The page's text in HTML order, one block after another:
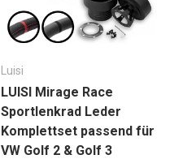
Luisi
LUISI Mirage Race
Sportlenkrad Leder
Komplettset passend für
VW Golf 2 & Golf 3